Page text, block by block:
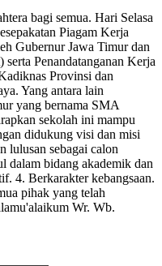
bagi semua. Hari Selasa
Piagam Kerja
Gubernur Jawa Timur dan
Penandatanganan Kerja
Provinsi dan
Yang antara lain
yang bernama SMA
sekolah ini mampu
didukung visi dan misi
lulusan sebagai calon
dalam bidang akademik dan
4. Berkarakter kebangsaan.
pihak yang telah
Wr. Wb.